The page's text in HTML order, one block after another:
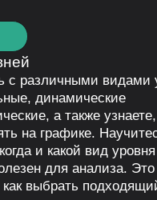
поддержки и
такое уровни поддержки
и почему они являются
на графике. Научитесь
формируются эти уровни
покупателей и продавцов.
определить важные зоны